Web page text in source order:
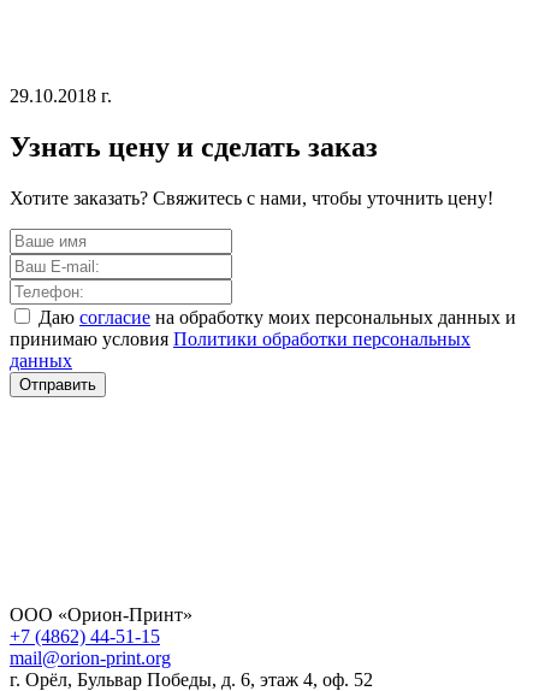
29.10.2018 г.
Узнать цену и сделать заказ
Хотите заказать? Свяжитесь с нами, чтобы уточнить цену!
Даю согласие на обработку моих персональных данных и
принимаю условия Политики обработки персональных
данных
Отправить
ООО «Орион-Принт»
+7 (4862) 44-51-15
mail@orion-print.org
г. Орёл, Бульвар Победы, д. 6, этаж 4, оф. 52